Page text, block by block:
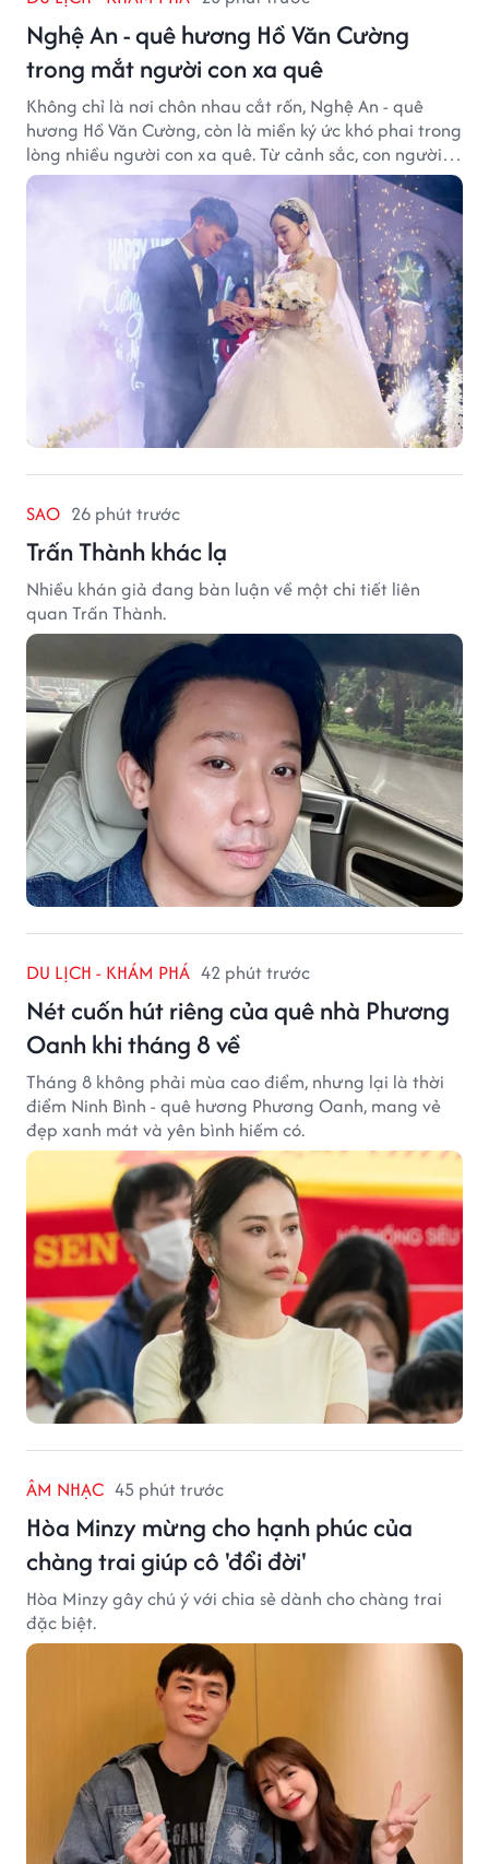
Nghệ An - quê hương Hồ Văn Cường
trong mắt người con xa quê
Không chỉ là nơi chôn nhau cắt rốn, Nghệ An - quê
hương Hồ Văn Cường, còn là miền ký ức khó phai trong
lòng nhiều người con xa quê. Từ cảnh sắc, con người
đến hương vị quê nhà, tất cả đều trở thành những
điều khiến họ luôn mong ngày trở về.
SAO 26 phút trước
Trấn Thành khác lạ
Nhiều khán giả đang bàn luận về một chi tiết liên
quan Trấn Thành.
DU LỊCH - KHÁM PHÁ 42 phút trước
Nét cuốn hút riêng của quê nhà Phương
Oanh khi tháng 8 về
Tháng 8 không phải mùa cao điểm, nhưng lại là thời
điểm Ninh Bình - quê hương Phương Oanh, mang vẻ
đẹp xanh mát và yên bình hiếm có.
ÂM NHẠC 45 phút trước
Hòa Minzy mừng cho hạnh phúc của
chàng trai giúp cô 'đổi đời'
Hòa Minzy gây chú ý với chia sẻ dành cho chàng trai
đặc biệt.